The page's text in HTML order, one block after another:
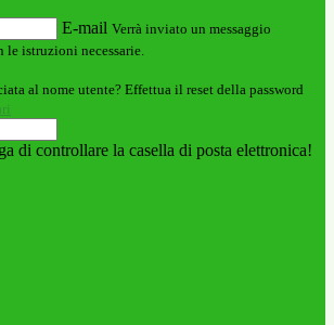
E-mail Verrà inviato un messaggio
istruzioni necessarie.
al nome utente? Effettua il reset della password
di controllare la casella di posta elettronica!